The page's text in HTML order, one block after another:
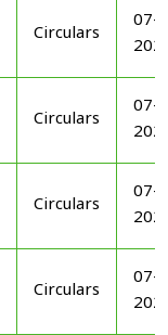
Circulars
07-
Circulars
07-
Circulars
07-
Circulars
07-